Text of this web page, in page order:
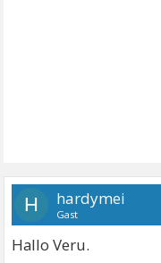
H hardymei
Gast
Hallo Veru.